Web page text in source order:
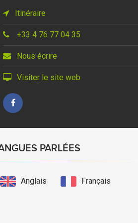
Itinéraire
+33 4 76 77 04 35
Nous écrire
Visiter le site web
PARLÉES
Anglais Français